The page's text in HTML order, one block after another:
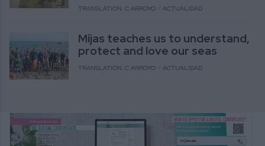
TRANSLATION: C.ARROYO ACTUALIDAD
Mijas teaches us to understand,
protect and love our seas
TRANSLATION: C.ARROYO ACTUALIDAD